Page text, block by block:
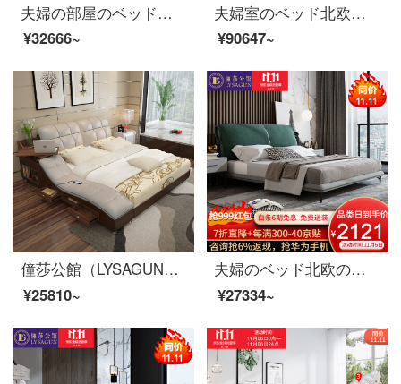
夫婦の部屋のベッドの実の木のベッドのダブルベッドの1.8メートルの布芸ベッドのアメリカの軽奢な寝室の結婚式ベッドの逸品の家具のベッド+ベッドの頭の戸棚*2 1800*2000
¥32666~
夫婦室のベッド北欧ベッドのダブルベッド1.8メートルのシンプルなベッドの結婚式ベッドの家具の寝室の3点セット+008化粧台+化粧道具のベンチ+007クローゼット1800*2000
¥90647~
僮莎公館（LYSAGUN）ベッドのダブルベッドの近代的な柔らかいベッドの畳のベッドはマッサージを持って物の結婚ベッドの旗艦版（＋金庫）の1800*2000を蓄えます。
¥25810~
夫婦のベッド北欧の軽奢な布芸のダブルベッド1.8メートルのイタリア式のきわめて簡単な寝室は木のベッドの逸品の家具の布芸のベッドを分解して洗うことができます1800*2000
¥27334~